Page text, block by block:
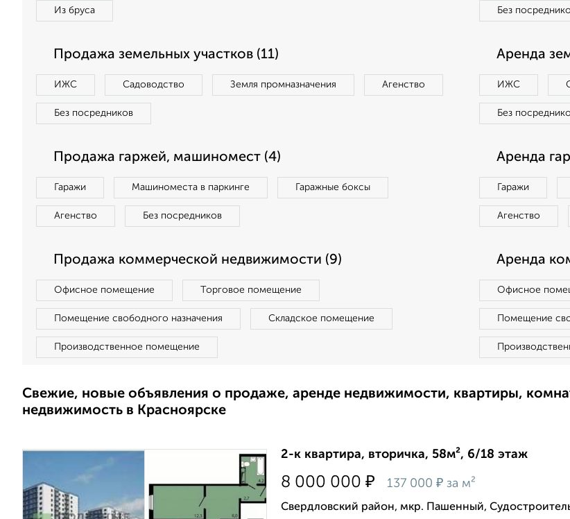
Из бруса Без
Продажа земельных участков (11)
ИЖС Садоводство Земля промназначения Агенство
Без посредников
Аренда
ИЖС
Без
Продажа гаржей, машиномест (4)
Гаражи Машиноместа в паркинге Гаражные боксы
Агенство Без посредников
Аренда
Гаражи
Агенство
Продажа коммерческой недвижимости (9)
Офисное помещение Торговое помещение
Помещение свободного назначения Складское помещение
Производственное помещение
Аренда
Офисное
Помещение
Свежие, новые объявления о продаже, аренде недвижимости, квартиры,
недвижимость в Красноярске
2-к квартира, вторичка, 58м², 6/18 этаж
8 000 000 ₽ 137 000 ₽ за м²
Свердловский район, мкр. Пашенный,